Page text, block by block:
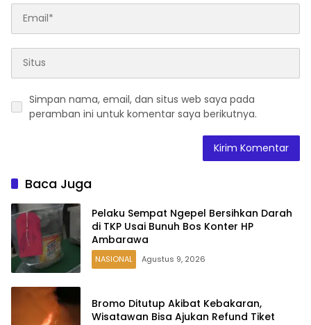
Simpan nama, email, dan situs web saya pada
peramban ini untuk komentar saya berikutnya.
Baca Juga
Pelaku Sempat Ngepel Bersihkan Darah
di TKP Usai Bunuh Bos Konter HP
Ambarawa
NASIONAL Agustus 9, 2026
Bromo Ditutup Akibat Kebakaran,
Wisatawan Bisa Ajukan Refund Tiket